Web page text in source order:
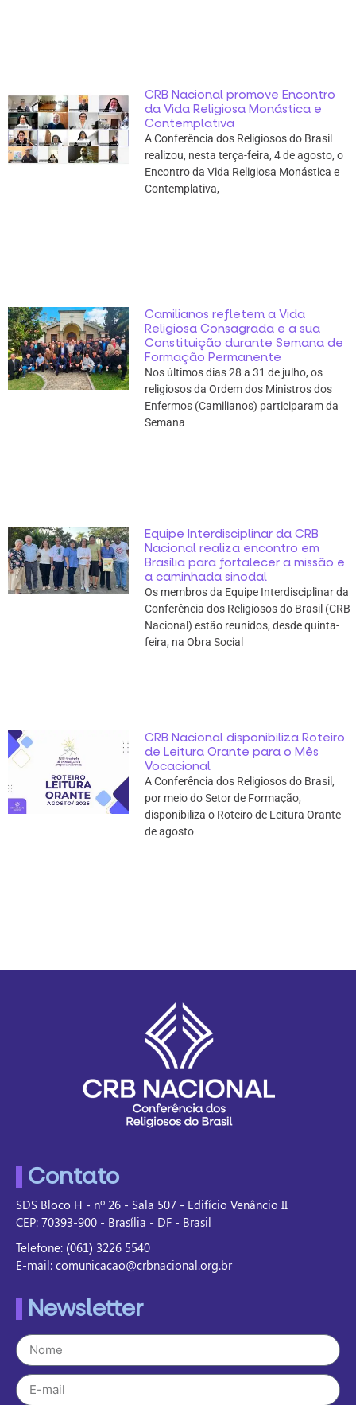
CRB Nacional promove Encontro
da Vida Religiosa Monástica e
Contemplativa
A Conferência dos Religiosos do Brasil
realizou, nesta terça-feira, 4 de agosto, o
Encontro da Vida Religiosa Monástica e
Contemplativa,
Camilianos refletem a Vida
Religiosa Consagrada e a sua
Constituição durante Semana de
Formação Permanente
Nos últimos dias 28 a 31 de julho, os
religiosos da Ordem dos Ministros dos
Enfermos (Camilianos) participaram da
Semana
Equipe Interdisciplinar da CRB
Nacional realiza encontro em
Brasília para fortalecer a missão e
a caminhada sinodal
Os membros da Equipe Interdisciplinar da
Conferência dos Religiosos do Brasil (CRB
Nacional) estão reunidos, desde quinta-
feira, na Obra Social
CRB Nacional disponibiliza Roteiro
de Leitura Orante para o Mês
Vocacional
A Conferência dos Religiosos do Brasil,
por meio do Setor de Formação,
disponibiliza o Roteiro de Leitura Orante
de agosto
Contato
SDS Bloco H - nº 26 - Sala 507 - Edifício Venâncio II
CEP: 70393-900 - Brasília - DF - Brasil
Telefone: (061) 3226 5540
E-mail: comunicacao@crbnacional.org.br
Newsletter